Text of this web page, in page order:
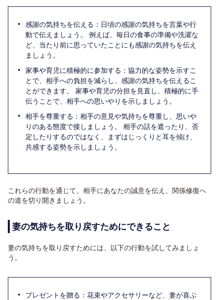
感謝の気持ちを伝える：日頃の感謝の気持ちを言葉や行
動で伝えましょう。 例えば、毎日の食事の準備や洗濯な
ど、当たり前に思っていたことにも感謝の気持ちを伝え
ましょう。
家事や育児に積極的に参加する：協力的な姿勢を示すこ
とで、相手への負担を減らし、感謝の気持ちを伝えるこ
とができます。 家事や育児の分担を見直し、積極的に手
伝うことで、相手への思いやりを示しましょう。
相手を尊重する：相手の意見や気持ちを尊重し、思いや
りのある態度で接しましょう。 相手の話を遮ったり、否
定したりするのではなく、まずはじっくりと耳を傾け、
共感する姿勢を示しましょう。
これらの行動を通じて、相手にあなたの誠意を伝え、関係修復へ
の道を切り開きましょう。
妻の気持ちを取り戻すためにできること
妻の気持ちを取り戻すためには、以下の行動を試してみましょ
う。
プレゼントを贈る：花束やアクセサリーなど、妻が喜ぶ